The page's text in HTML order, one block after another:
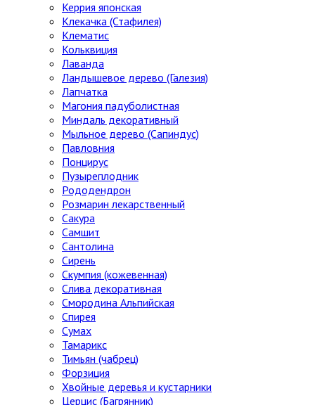
Керрия японская
Клекачка (Стафилея)
Клематис
Кольквиция
Лаванда
Ландышевое дерево (Галезия)
Лапчатка
Магония падуболистная
Миндаль декоративный
Мыльное дерево (Сапиндус)
Павловния
Понцирус
Пузыреплодник
Рододендрон
Розмарин лекарственный
Сакура
Самшит
Сантолина
Сирень
Скумпия (кожевенная)
Слива декоративная
Смородина Альпийская
Спирея
Сумах
Тамарикс
Тимьян (чабрец)
Форзиция
Хвойные деревья и кустарники
Церцис (Багрянник)